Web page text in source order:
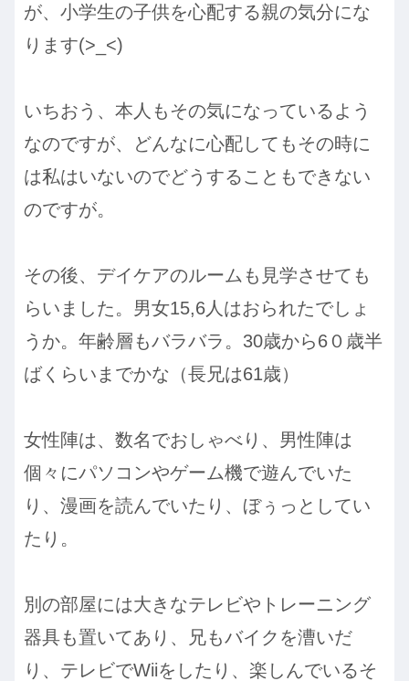
が、小学生の子供を心配する親の気分にな
ります(>_<)
いちおう、本人もその気になっているよう
なのですが、どんなに心配してもその時に
は私はいないのでどうすることもできない
のですが。
その後、デイケアのルームも見学させても
らいました。男女15,6人はおられたでしょ
うか。年齢層もバラバラ。30歳から6０歳半
ばくらいまでかな（長兄は61歳）
女性陣は、数名でおしゃべり、男性陣は
個々にパソコンやゲーム機で遊んでいた
り、漫画を読んでいたり、ぼぅっとしてい
たり。
別の部屋には大きなテレビやトレーニング
器具も置いてあり、兄もバイクを漕いだ
り、テレビでWiiをしたり、楽しんでいるそ